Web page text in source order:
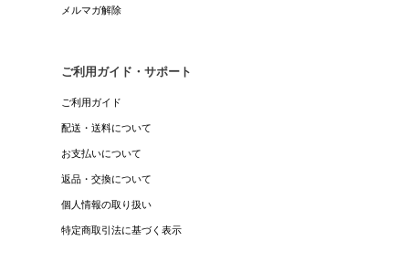
メルマガ解除
ご利用ガイド・サポート
ご利用ガイド
配送・送料について
お支払いについて
返品・交換について
個人情報の取り扱い
特定商取引法に基づく表示